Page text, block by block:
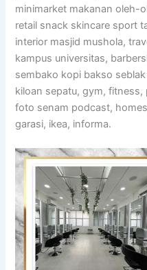
minimarket makanan oleh-
retail snack skincare sport
interior masjid mushola,
kampus universitas,
sembako kopi bakso
kiloan sepatu, gym,
foto senam podcast,
garasi, ikea, informa.